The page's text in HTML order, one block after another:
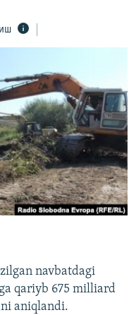
navbatdagi
qariyb 675 milliard
aniqlandi.